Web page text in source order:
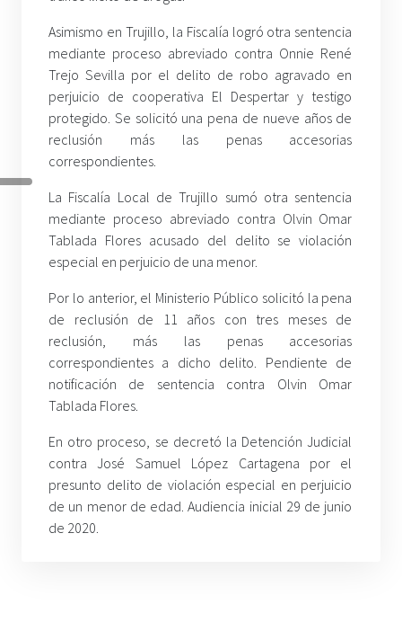
Asimismo en Trujillo, la Fiscalía logró otra sentencia
mediante proceso abreviado contra Onnie René
Trejo Sevilla por el delito de robo agravado en
perjuicio de cooperativa El Despertar y testigo
protegido. Se solicitó una pena de nueve años de
reclusión más las penas accesorias
correspondientes.
La Fiscalía Local de Trujillo sumó otra sentencia
mediante proceso abreviado contra Olvin Omar
Tablada Flores acusado del delito se violación
especial en perjuicio de una menor.
Por lo anterior, el Ministerio Público solicitó la pena
de reclusión de 11 años con tres meses de
reclusión, más las penas accesorias
correspondientes a dicho delito. Pendiente de
notificación de sentencia contra Olvin Omar
Tablada Flores.
En otro proceso, se decretó la Detención Judicial
contra José Samuel López Cartagena por el
presunto delito de violación especial en perjuicio
de un menor de edad. Audiencia inicial 29 de junio
de 2020.